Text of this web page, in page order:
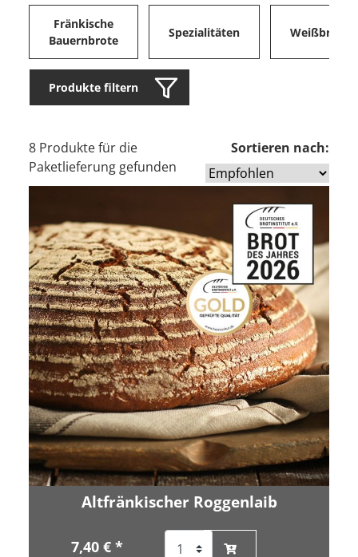
Fränkische
Bauernbrote
Spezialitäten Weißbrote
Produkte filtern
8 Produkte für die
Paketlieferung gefunden
Sortieren nach:
Altfränkischer Roggenlaib
7,40 € *